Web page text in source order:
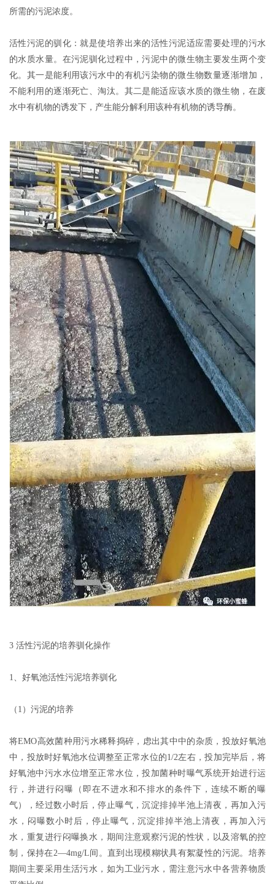
所需的污泥浓度。
活性污泥的驯化：就是使培养出来的活性污泥适应需要处理的污水
的水质水量。在污泥驯化过程中，污泥中的微生物主要发生两个变
化。其一是能利用该污水中的有机污染物的微生物数量逐渐增加，
不能利用的逐渐死亡、淘汰。其二是能适应该水质的微生物，在废
水中有机物的诱发下，产生能分解利用该种有机物的诱导酶。
3 活性污泥的培养驯化操作
1、好氧池活性污泥培养驯化
（1）污泥的培养
将EMO高效菌种用污水稀释捣碎，虑出其中中的杂质，投放好氧池
中，投放时好氧池水位调整至正常水位的1/2左右，投加完毕后，将
好氧池中污水水位增至正常水位，投加菌种时曝气系统开始进行运
行，并进行闷曝（即在不进水和不排水的条件下，连续不断的曝
气），经过数小时后，停止曝气，沉淀排掉半池上清夜，再加入污
水，闷曝数小时后，停止曝气，沉淀排掉半池上清夜，再加入污
水，重复进行闷曝换水，期间注意观察污泥的性状，以及溶氧的控
制，保持在2—4mg/L间。直到出现模糊状具有絮凝性的污泥。培养
期间主要采用生活污水，如为工业污水，需注意污水中各营养物质